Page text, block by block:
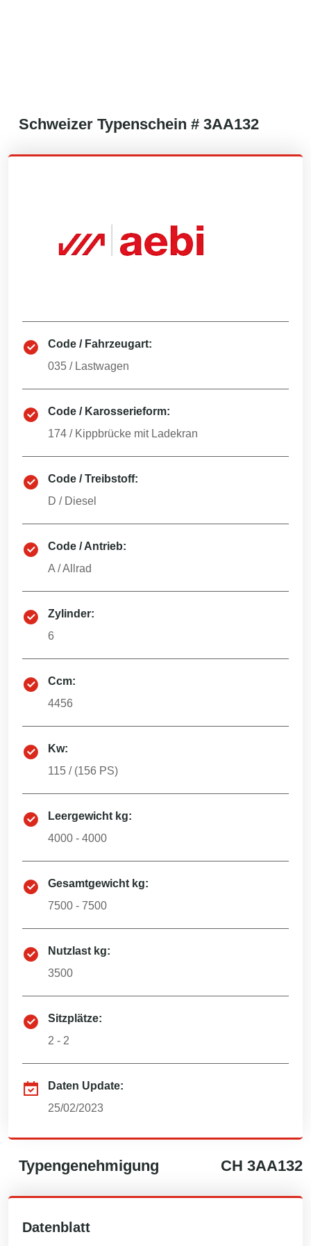
Schweizer Typenschein # 3AA132
Code / Fahrzeugart:
035 / Lastwagen
Code / Karosserieform:
174 / Kippbrücke mit Ladekran
Code / Treibstoff:
D / Diesel
Code / Antrieb:
A /Allrad
Zylinder:
6
Ccm:
4456
Kw:
115 / (156 PS)
Leergewicht kg:
4000 - 4000
Gesamtgewicht kg:
7500 - 7500
Nutzlast kg:
3500
Sitzplätze:
2 - 2
Daten Update:
25/02/2023
Typengenehmigung CH 3AA132
Datenblatt